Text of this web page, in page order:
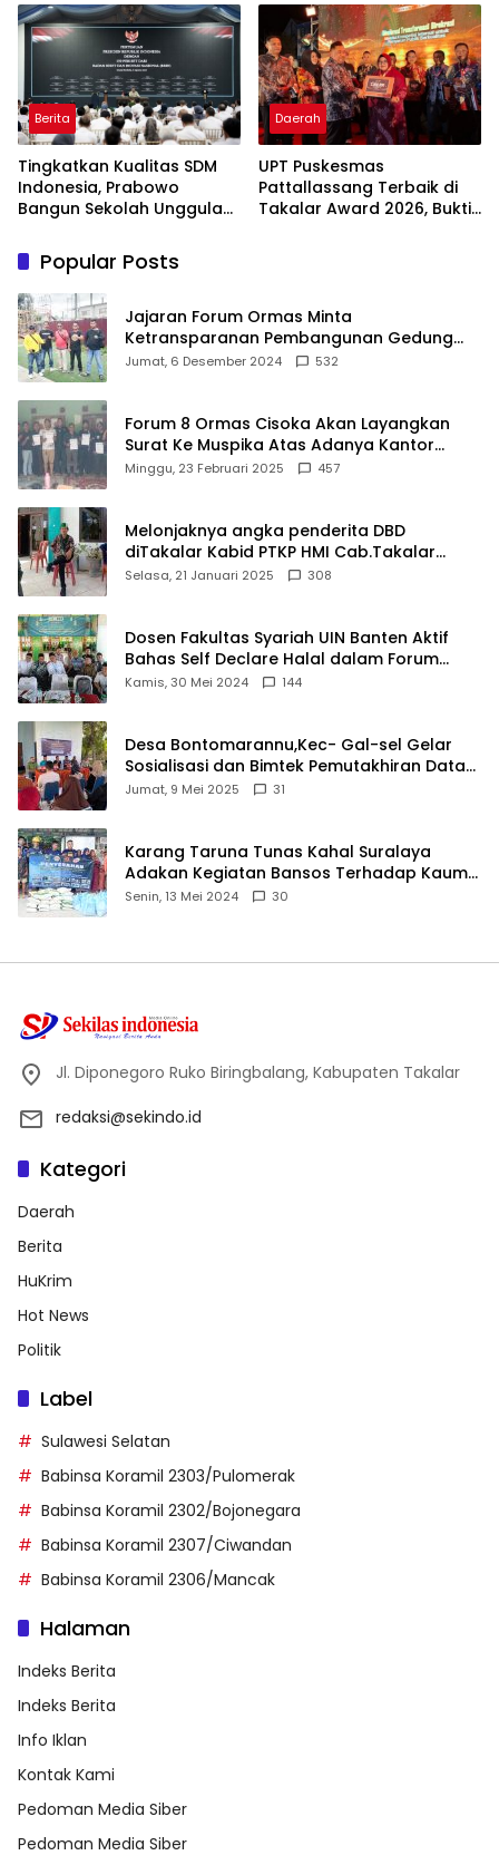
Indonesia
Berita
Tingkatkan Kualitas SDM
Indonesia, Prabowo
Bangun Sekolah Unggulan
Terbaik Dunia
Daerah
UPT Puskesmas
Pattallassang Terbaik di
Takalar Award 2026, Bukti
Popular Posts
Jajaran Forum Ormas Minta
Ketransparanan Pembangunan Gedung
Damkar Di Kecamatan Cisoka
Jumat, 6 Desember 2024 532
Forum 8 Ormas Cisoka Akan Layangkan
Surat Ke Muspika Atas Adanya Kantor
Matel di Cisoka
Minggu, 23 Februari 2025 457
Melonjaknya angka penderita DBD
diTakalar Kabid PTKP HMI Cab.Takalar
angkat bicara
Selasa, 21 Januari 2025 308
Dosen Fakultas Syariah UIN Banten Aktif
Bahas Self Declare Halal dalam Forum
Ijtima Ulama MUI
Kamis, 30 Mei 2024 144
Desa Bontomarannu,Kec- Gal-sel Gelar
Sosialisasi dan Bimtek Pemutakhiran Data
ID
Jumat, 9 Mei 2025 31
Karang Taruna Tunas Kahal Suralaya
Adakan Kegiatan Bansos Terhadap Kaum
Dhuafa dan Anak Yatim-Piatu
Senin, 13 Mei 2024 30
Jl. Diponegoro Ruko Biringbalang, Kabupaten Takalar
redaksi@sekindo.id
Kategori
Daerah
Berita
HuKrim
Hot News
Politik
Label
Sulawesi Selatan
Babinsa Koramil 2303/Pulomerak
Babinsa Koramil 2302/Bojonegara
Babinsa Koramil 2307/Ciwandan
Babinsa Koramil 2306/Mancak
Halaman
Indeks Berita
Indeks Berita
Info Iklan
Kontak Kami
Pedoman Media Siber
Pedoman Media Siber